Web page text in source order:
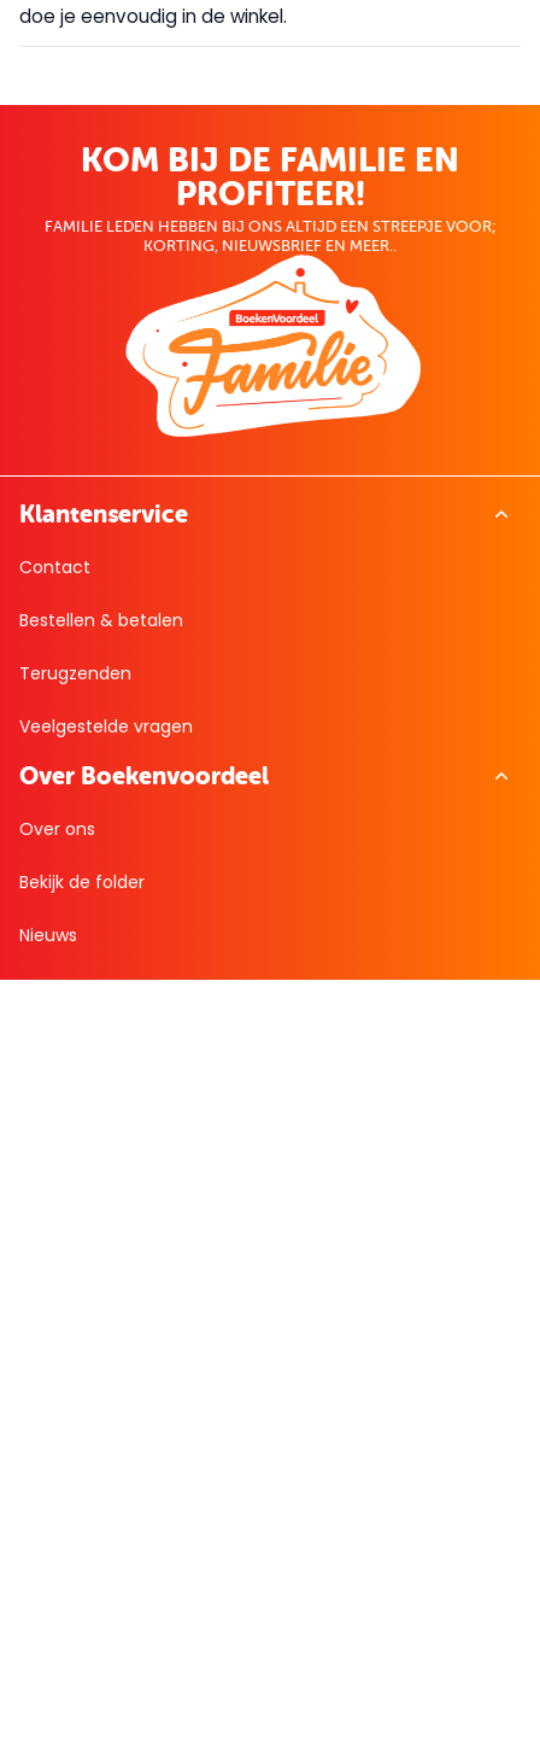
doe je eenvoudig in de winkel.
KOM BIJ DE FAMILIE EN
PROFITEER!
FAMILIE LEDEN HEBBEN BIJ ONS ALTIJD EEN STREEPJE VOOR;
KORTING, NIEUWSBRIEF EN MEER..
Klantenservice
Contact
Bestellen & betalen
Terugzenden
Veelgestelde vragen
Over Boekenvoordeel
Over ons
Bekijk de folder
Nieuws
Zakelijk bestellen